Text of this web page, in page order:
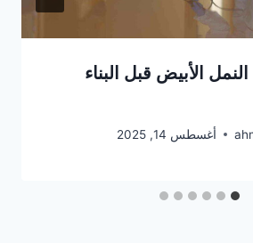
الأبيض قبل البناء
أغسطس 14, 2025